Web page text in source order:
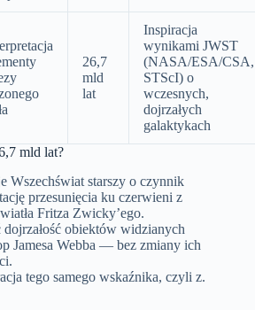
26,7
mld
lat
Inspiracja
wynikami JWST
(NASA/ESA/CSA,
STScI) o
wczesnych,
dojrzałych
galaktykach
mld lat?
Wszechświat starszy o czynnik
przesunięcia ku czerwieni z
Fritza Zwicky’ego.
obiektów widzianych
Jamesa Webba — bez zmiany ich
tego samego wskaźnika, czyli z.